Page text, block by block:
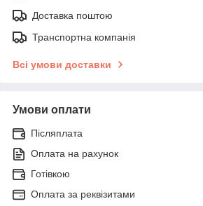
Доставка поштою
Транспортна компанія
Всі умови доставки
Умови оплати
Післяплата
Оплата на рахунок
Готівкою
Оплата за реквізитами